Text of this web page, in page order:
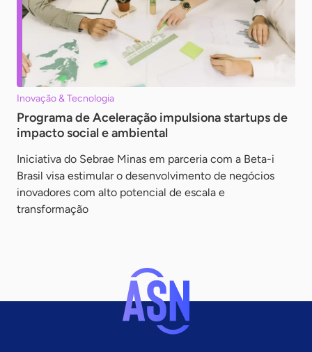
Inovação & Tecnologia
Programa de Aceleração impulsiona startups de
impacto social e ambiental
Iniciativa do Sebrae Minas em parceria com a Beta-i
Brasil visa estimular o desenvolvimento de negócios
inovadores com alto potencial de escala e
transformação